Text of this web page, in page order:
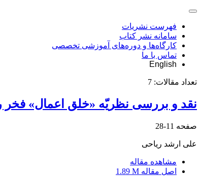
فهرست نشریات
سامانه نشر کتاب
کارگاه‌ها و دوره‌های آموزشی تخصصی
تماس با ما
English
تعداد مقالات: 7
نقد و بررسی نظریّه «خلق اعمال» فخر
صفحه 11-28
علی ارشد ریاحی
مشاهده مقاله
اصل مقاله 1.89 M